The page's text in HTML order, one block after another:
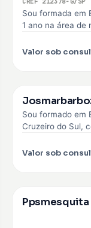
Sou formada em
1 ano na área de
Valor sob
Sou formado em
Cruzeiro do Sul,
Valor sob
Ppsmesquita